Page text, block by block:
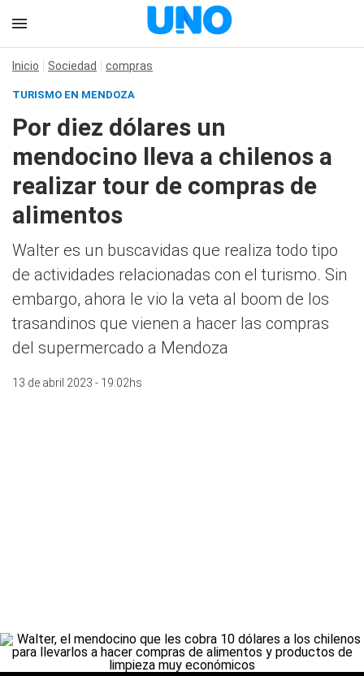
Inicio Sociedad compras
TURISMO EN MENDOZA
Por diez dólares un
mendocino lleva a chilenos a
realizar tour de compras de
alimentos
Walter es un buscavidas que realiza todo tipo
de actividades relacionadas con el turismo. Sin
embargo, ahora le vio la veta al boom de los
trasandinos que vienen a hacer las compras
del supermercado a Mendoza
13 de abril 2023 - 19:02hs